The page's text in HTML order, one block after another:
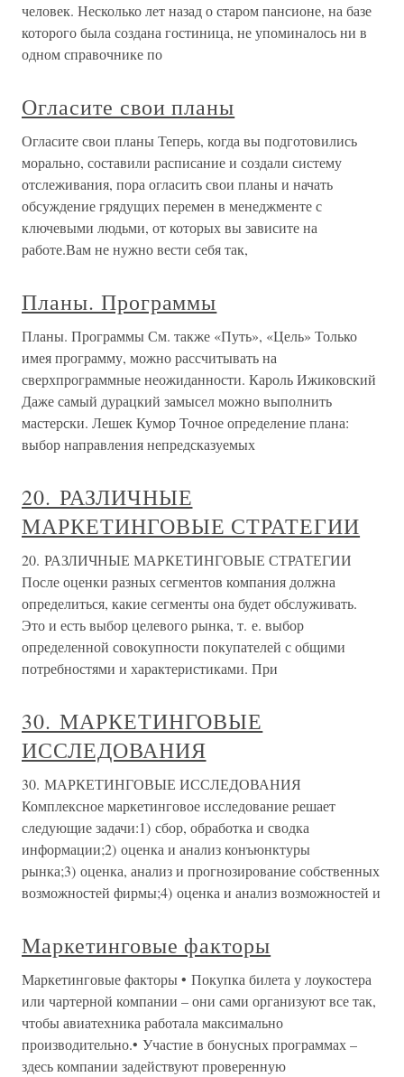
человек. Несколько лет назад о старом пансионе, на базе
которого была создана гостиница, не упоминалось ни в
одном справочнике по
Огласите свои планы
Огласите свои планы Теперь, когда вы подготовились
морально, составили расписание и создали систему
отслеживания, пора огласить свои планы и начать
обсуждение грядущих перемен в менеджменте с
ключевыми людьми, от которых вы зависите на
работе.Вам не нужно вести себя так,
Планы. Программы
Планы. Программы См. также «Путь», «Цель» Только
имея программу, можно рассчитывать на
сверхпрограммные неожиданности. Кароль Ижиковский
Даже самый дурацкий замысел можно выполнить
мастерски. Лешек Кумор Точное определение плана:
выбор направления непредсказуемых
20. РАЗЛИЧНЫЕ
МАРКЕТИНГОВЫЕ СТРАТЕГИИ
20. РАЗЛИЧНЫЕ МАРКЕТИНГОВЫЕ СТРАТЕГИИ
После оценки разных сегментов компания должна
определиться, какие сегменты она будет обслуживать.
Это и есть выбор целевого рынка, т. е. выбор
определенной совокупности покупателей с общими
потребностями и характеристиками. При
30. МАРКЕТИНГОВЫЕ
ИССЛЕДОВАНИЯ
30. МАРКЕТИНГОВЫЕ ИССЛЕДОВАНИЯ
Комплексное маркетинговое исследование решает
следующие задачи:1) сбор, обработка и сводка
информации;2) оценка и анализ конъюнктуры
рынка;3) оценка, анализ и прогнозирование собственных
возможностей фирмы;4) оценка и анализ возможностей и
Маркетинговые факторы
Маркетинговые факторы • Покупка билета у лоукостера
или чартерной компании – они сами организуют все так,
чтобы авиатехника работала максимально
производительно.• Участие в бонусных программах –
здесь компании задействуют проверенную